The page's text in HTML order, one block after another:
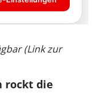
(Link zur
rockt die